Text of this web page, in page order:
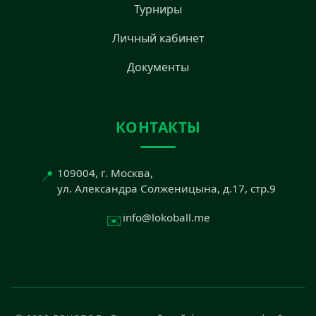
Турниры
Личный кабинет
Документы
КОНТАКТЫ
📍 109004, г. Москва,
ул. Александра Солженицына, д.17, стр.9
✉️ info@lokoball.me